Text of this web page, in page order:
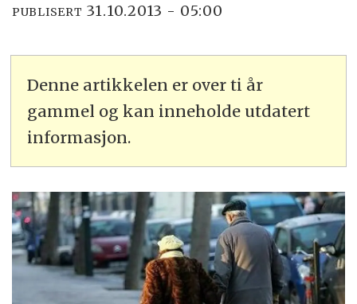
PUBLISERT 31.10.2013 - 05:00
Denne artikkelen er over ti år
gammel og kan inneholde utdatert
informasjon.